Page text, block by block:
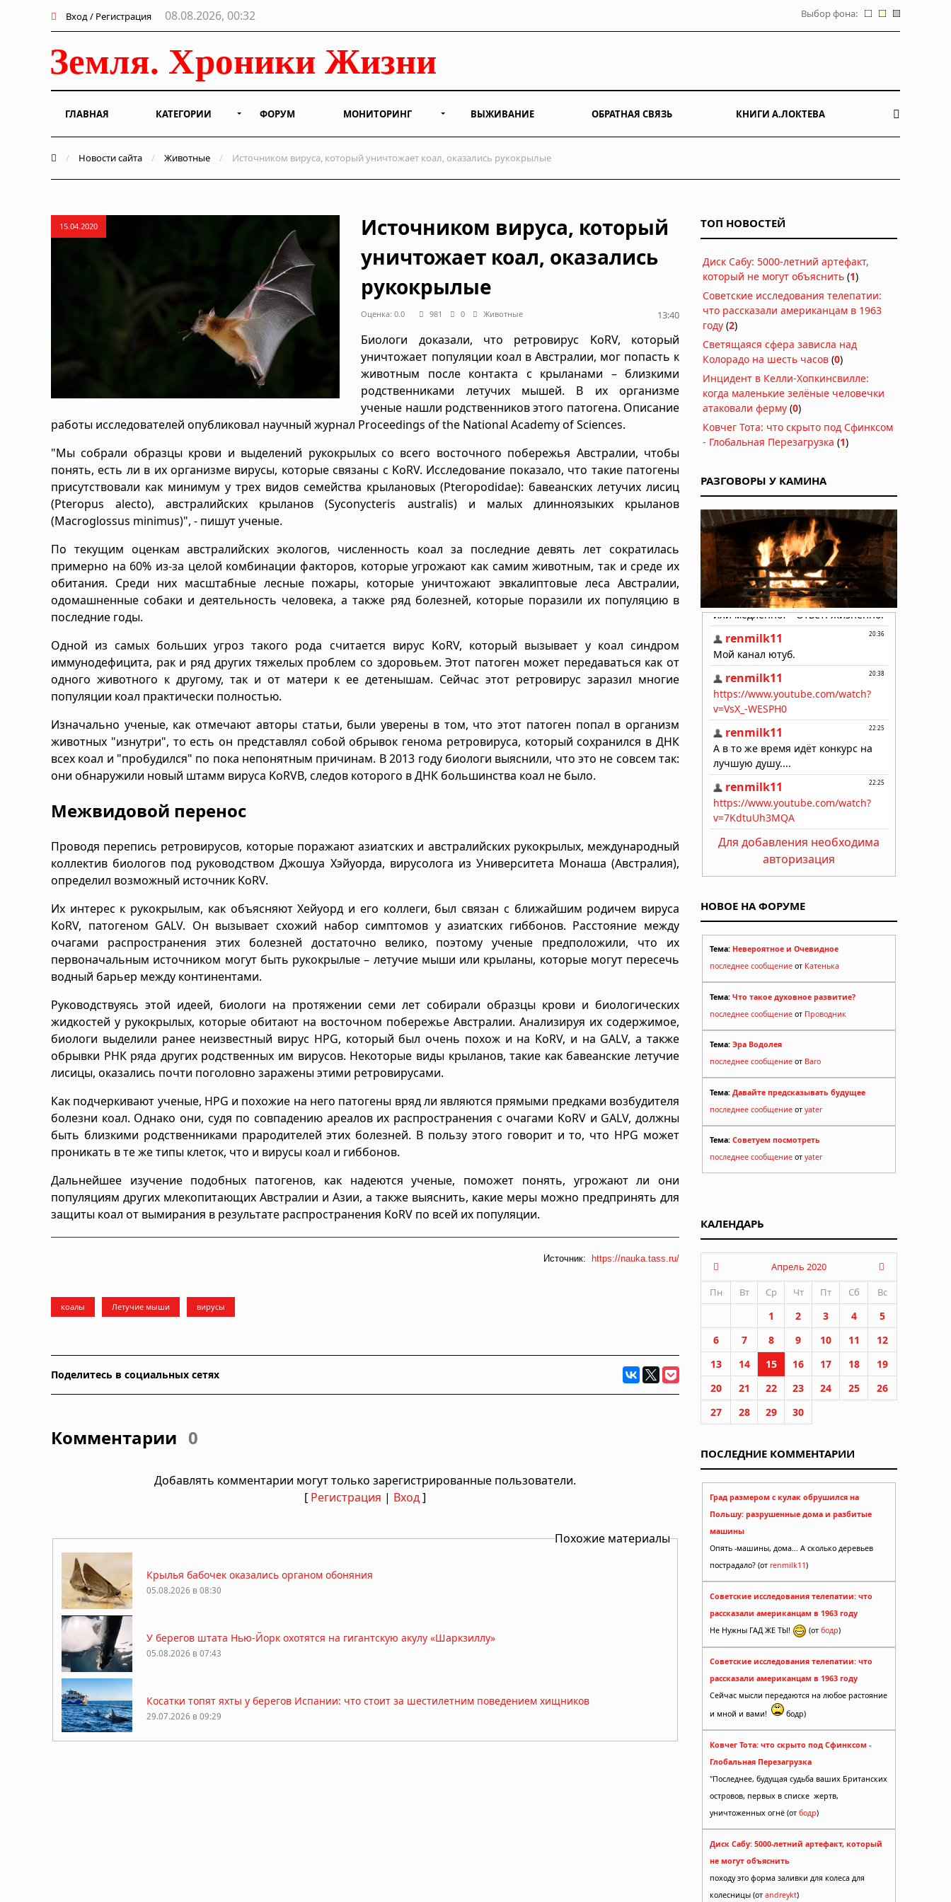
Вход / Регистрация 08.08.2026, 00:32 Выбор фона:
ГЛАВНАЯ КАТЕГОРИИ ФОРУМ МОНИТОРИНГ ВЫЖИВАНИЕ ОБРАТНАЯ СВЯЗЬ КНИГИ А.ЛОКТЕВА
/ Новости сайта / Животные / Источником вируса, который уничтожает коал, оказались рукокрылые
15.04.2020
Источником вируса, который
уничтожает коал, оказались
рукокрылые
Оценка: 0.0 981 0 Животные 13:40
Биологи доказали, что ретровирус KoRV, который
уничтожает популяции коал в Австралии, мог попасть к
животным после контакта с крыланами – близкими
родственниками летучих мышей. В их организме
ученые нашли родственников этого патогена. Описание
работы исследователей опубликовал научный журнал Proceedings of the National Academy of Sciences.
"Мы собрали образцы крови и выделений рукокрылых со всего восточного побережья Австралии, чтобы
понять, есть ли в их организме вирусы, которые связаны с KoRV. Исследование показало, что такие патогены
присутствовали как минимум у трех видов семейства крылановых (Pteropodidae): бавеанских летучих лисиц
(Pteropus alecto), австралийских крыланов (Syconycteris australis) и малых длинноязыких крыланов
(Macroglossus minimus)", - пишут ученые.
По текущим оценкам австралийских экологов, численность коал за последние девять лет сократилась
примерно на 60% из-за целой комбинации факторов, которые угрожают как самим животным, так и среде их
обитания. Среди них масштабные лесные пожары, которые уничтожают эвкалиптовые леса Австралии,
одомашненные собаки и деятельность человека, а также ряд болезней, которые поразили их популяцию в
последние годы.
Одной из самых больших угроз такого рода считается вирус KoRV, который вызывает у коал синдром
иммунодефицита, рак и ряд других тяжелых проблем со здоровьем. Этот патоген может передаваться как от
одного животного к другому, так и от матери к ее детенышам. Сейчас этот ретровирус заразил многие
популяции коал практически полностью.
Изначально ученые, как отмечают авторы статьи, были уверены в том, что этот патоген попал в организм
животных "изнутри", то есть он представлял собой обрывок генома ретровируса, который сохранился в ДНК
всех коал и "пробудился" по пока непонятным причинам. В 2013 году биологи выяснили, что это не совсем так:
они обнаружили новый штамм вируса KoRVB, следов которого в ДНК большинства коал не было.
Межвидовой перенос
Проводя перепись ретровирусов, которые поражают азиатских и австралийских рукокрылых, международный
коллектив биологов под руководством Джошуа Хэйуорда, вирусолога из Университета Монаша (Австралия),
определил возможный источник KoRV.
Их интерес к рукокрылым, как объясняют Хейуорд и его коллеги, был связан с ближайшим родичем вируса
KoRV, патогеном GALV. Он вызывает схожий набор симптомов у азиатских гиббонов. Расстояние между
очагами распространения этих болезней достаточно велико, поэтому ученые предположили, что их
первоначальным источником могут быть рукокрылые – летучие мыши или крыланы, которые могут пересечь
водный барьер между континентами.
Руководствуясь этой идеей, биологи на протяжении семи лет собирали образцы крови и биологических
жидкостей у рукокрылых, которые обитают на восточном побережье Австралии. Анализируя их содержимое,
биологи выделили ранее неизвестный вирус HPG, который был очень похож и на KoRV, и на GALV, а также
обрывки РНК ряда других родственных им вирусов. Некоторые виды крыланов, такие как бавеанские летучие
лисицы, оказались почти поголовно заражены этими ретровирусами.
Как подчеркивают ученые, HPG и похожие на него патогены вряд ли являются прямыми предками возбудителя
болезни коал. Однако они, судя по совпадению ареалов их распространения с очагами KoRV и GALV, должны
быть близкими родственниками прародителей этих болезней. В пользу этого говорит и то, что HPG может
проникать в те же типы клеток, что и вирусы коал и гиббонов.
Дальнейшее изучение подобных патогенов, как надеются ученые, поможет понять, угрожают ли они
популяциям других млекопитающих Австралии и Азии, а также выяснить, какие меры можно предпринять для
защиты коал от вымирания в результате распространения KoRV по всей их популяции.
Источник: https://nauka.tass.ru/
коалы Летучие мыши вирусы
Поделитесь в социальных сетях
Комментарии 0
Добавлять комментарии могут только зарегистрированные пользователи.
[ Регистрация | Вход]
Похожие материалы
Крылья бабочек оказались органом обоняния
05.08.2026 в 08:30
У берегов штата Нью-Йорк охотятся на гигантскую акулу «Шаркзиллу»
05.08.2026 в 07:43
Косатки топят яхты у берегов Испании: что стоит за шестилетним поведением хищников
29.07.2026 в 09:29
ТОП НОВОСТЕЙ
Диск Сабу: 5000-летний артефакт,
который не могут объяснить (1)
Советские исследования телепатии:
что рассказали американцам в 1963
году (2)
Светящаяся сфера зависла над
Колорадо на шесть часов (0)
Инцидент в Келли-Хопкинсвилле:
когда маленькие зелёные человечки
атаковали ферму (0)
Ковчег Тота: что скрыто под Сфинксом
- Глобальная Перезагрузка (1)
РАЗГОВОРЫ У КАМИНА
Для добавления необходима
авторизация
НОВОЕ НА ФОРУМЕ
Тема: Невероятное и Очевидное
последнее сообщение от Катенька
Тема: Что такое духовное развитие?
последнее сообщение от Проводник
Тема: Эра Водолея
последнее сообщение от Baro
Тема: Давайте предсказывать будущее
последнее сообщение от yater
Тема: Советуем посмотреть
последнее сообщение от yater
КАЛЕНДАРЬ
Апрель 2020
Пн
Вт Ср Чт Пт Сб Вс
1 2 3 4
5
6
7 8 9 10 11
12
13
14 15 16 17 18
19
20
21 22 23 24 25
26
27
28 29 30
ПОСЛЕДНИЕ КОММЕНТАРИИ
Град размером с кулак обрушился на
Польшу: разрушенные дома и разбитые
машины
Опять -машины, дома... А сколько деревьев
пострадало? (от renmilk11)
Советские исследования телепатии: что
рассказали американцам в 1963 году
Не Нужны ГАД ЖЕ ТЫ!
(от бодр)
Советские исследования телепатии: что
рассказали американцам в 1963 году
Сейчас мысли передаются на любое растояние
и мной и вами!
бодр)
Ковчег Тота: что скрыто под Сфинксом -
Глобальная Перезагрузка
"Последнее, будущая судьба ваших Британских
островов, первых в списке жертв,
уничтоженных огнё (от бодр)
Диск Сабу: 5000-летний артефакт, который
не могут объяснить
походу это форма заливки для колеса для
колесницы (от andreykt)